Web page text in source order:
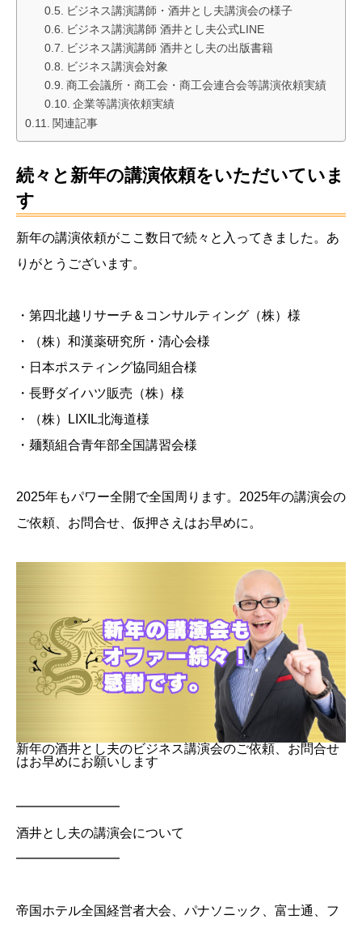
ビジネス講演講師・酒井とし夫講演会の様子
ビジネス講演講師 酒井とし夫公式LINE
ビジネス講演講師 酒井とし夫の出版書籍
ビジネス講演会対象
商工会議所・商工会・商工会連合会等講演依頼実績
企業等講演依頼実績
関連記事
続々と新年の講演依頼をいただいていま
す
新年の講演依頼がここ数日で続々と入ってきました。あ
りがとうございます。
・第四北越リサーチ＆コンサルティング（株）様
・（株）和漢薬研究所・清心会様
・日本ポスティング協同組合様
・長野ダイハツ販売（株）様
・（株）LIXIL北海道様
・麺類組合青年部全国講習会様
2025年もパワー全開で全国周ります。2025年の講演会の
ご依頼、お問合せ、仮押さえはお早めに。
新年の酒井とし夫のビジネス講演会のご依頼、お問合せ
はお早めにお願いします
━━━━━━━━
酒井とし夫の講演会について
━━━━━━━━
帝国ホテル全国経営者大会、パナソニック、富士通、フ